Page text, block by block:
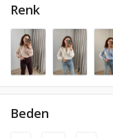
Renk
Beden